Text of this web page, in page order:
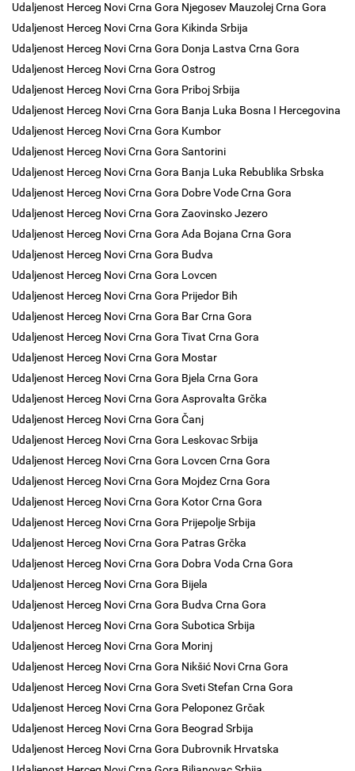
Udaljenost Herceg Novi Crna Gora Njegosev Mauzolej Crna Gora
Udaljenost Herceg Novi Crna Gora Kikinda Srbija
Udaljenost Herceg Novi Crna Gora Donja Lastva Crna Gora
Udaljenost Herceg Novi Crna Gora Ostrog
Udaljenost Herceg Novi Crna Gora Priboj Srbija
Udaljenost Herceg Novi Crna Gora Banja Luka Bosna I Hercegovina
Udaljenost Herceg Novi Crna Gora Kumbor
Udaljenost Herceg Novi Crna Gora Santorini
Udaljenost Herceg Novi Crna Gora Banja Luka Rebublika Srbska
Udaljenost Herceg Novi Crna Gora Dobre Vode Crna Gora
Udaljenost Herceg Novi Crna Gora Zaovinsko Jezero
Udaljenost Herceg Novi Crna Gora Ada Bojana Crna Gora
Udaljenost Herceg Novi Crna Gora Budva
Udaljenost Herceg Novi Crna Gora Lovcen
Udaljenost Herceg Novi Crna Gora Prijedor Bih
Udaljenost Herceg Novi Crna Gora Bar Crna Gora
Udaljenost Herceg Novi Crna Gora Tivat Crna Gora
Udaljenost Herceg Novi Crna Gora Mostar
Udaljenost Herceg Novi Crna Gora Bjela Crna Gora
Udaljenost Herceg Novi Crna Gora Asprovalta Grčka
Udaljenost Herceg Novi Crna Gora Čanj
Udaljenost Herceg Novi Crna Gora Leskovac Srbija
Udaljenost Herceg Novi Crna Gora Lovcen Crna Gora
Udaljenost Herceg Novi Crna Gora Mojdez Crna Gora
Udaljenost Herceg Novi Crna Gora Kotor Crna Gora
Udaljenost Herceg Novi Crna Gora Prijepolje Srbija
Udaljenost Herceg Novi Crna Gora Patras Grčka
Udaljenost Herceg Novi Crna Gora Dobra Voda Crna Gora
Udaljenost Herceg Novi Crna Gora Bijela
Udaljenost Herceg Novi Crna Gora Budva Crna Gora
Udaljenost Herceg Novi Crna Gora Subotica Srbija
Udaljenost Herceg Novi Crna Gora Morinj
Udaljenost Herceg Novi Crna Gora Nikšić Novi Crna Gora
Udaljenost Herceg Novi Crna Gora Sveti Stefan Crna Gora
Udaljenost Herceg Novi Crna Gora Peloponez Grčak
Udaljenost Herceg Novi Crna Gora Beograd Srbija
Udaljenost Herceg Novi Crna Gora Dubrovnik Hrvatska